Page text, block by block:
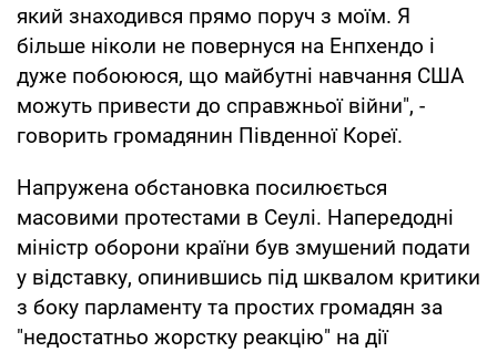
який знаходився прямо поруч з моїм. Я
більше ніколи не повернуся на Енпхендо і
дуже побоююся, що майбутні навчання США
можуть привести до справжньої війни", -
говорить громадянин Південної Кореї.
Напружена обстановка посилюється
масовими протестами в Сеулі. Напередодні
міністр оборони країни був змушений подати
у відставку, опинившись під шквалом критики
з боку парламенту та простих громадян за
"недостатньо жорстку реакцію" на дії